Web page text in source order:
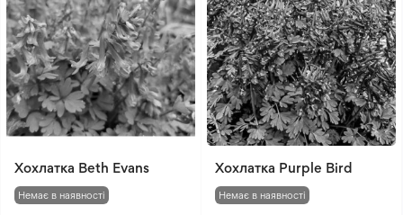
Хохлатка Beth Evans
Немає в наявності
Хохлатка Purple Bird
Немає в наявності